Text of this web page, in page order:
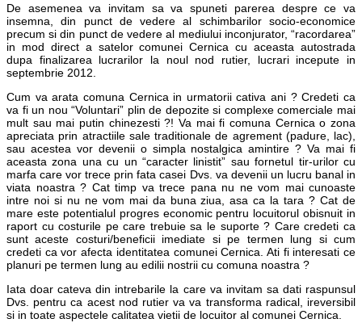
De asemenea va invitam sa va spuneti parerea despre ce va
insemna, din punct de vedere al schimbarilor socio-economice
precum si din punct de vedere al mediului inconjurator, “racordarea”
in mod direct a satelor comunei Cernica cu aceasta autostrada
dupa finalizarea lucrarilor la noul nod rutier, lucrari incepute in
septembrie 2012.
Cum va arata comuna Cernica in urmatorii cativa ani ? Credeti ca
va fi un nou “Voluntari” plin de depozite si complexe comerciale mai
mult sau mai putin chinezesti ?! Va mai fi comuna Cernica o zona
apreciata prin atractiile sale traditionale de agrement (padure, lac),
sau acestea vor devenii o simpla nostalgica amintire ? Va mai fi
aceasta zona una cu un “caracter linistit” sau fornetul tir-urilor cu
marfa care vor trece prin fata casei Dvs. va devenii un lucru banal in
viata noastra ? Cat timp va trece pana nu ne vom mai cunoaste
intre noi si nu ne vom mai da buna ziua, asa ca la tara ? Cat de
mare este potentialul progres economic pentru locuitorul obisnuit in
raport cu costurile pe care trebuie sa le suporte ? Care credeti ca
sunt aceste costuri/beneficii imediate si pe termen lung si cum
credeti ca vor afecta identitatea comunei Cernica. Ati fi interesati ce
planuri pe termen lung au edilii nostrii cu comuna noastra ?
Iata doar cateva din intrebarile la care va invitam sa dati raspunsul
Dvs. pentru ca acest nod rutier va va transforma radical, ireversibil
si in toate aspectele calitatea vietii de locuitor al comunei Cernica.